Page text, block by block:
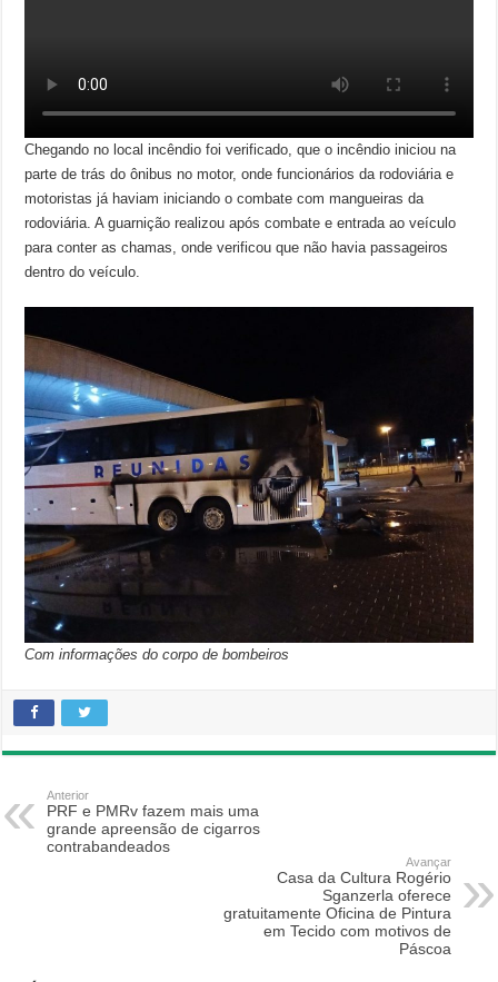
Chegando no local incêndio foi verificado, que o incêndio iniciou na
parte de trás do ônibus no motor, onde funcionários da rodoviária e
motoristas já haviam iniciando o combate com mangueiras da
rodoviária. A guarnição realizou após combate e entrada ao veículo
para conter as chamas, onde verificou que não havia passageiros
dentro do veículo.
Com informações do corpo de bombeiros
Anterior
PRF e PMRv fazem mais uma
grande apreensão de cigarros
contrabandeados
Avançar
Casa da Cultura Rogério
Sganzerla oferece
gratuitamente Oficina de Pintura
em Tecido com motivos de
Páscoa